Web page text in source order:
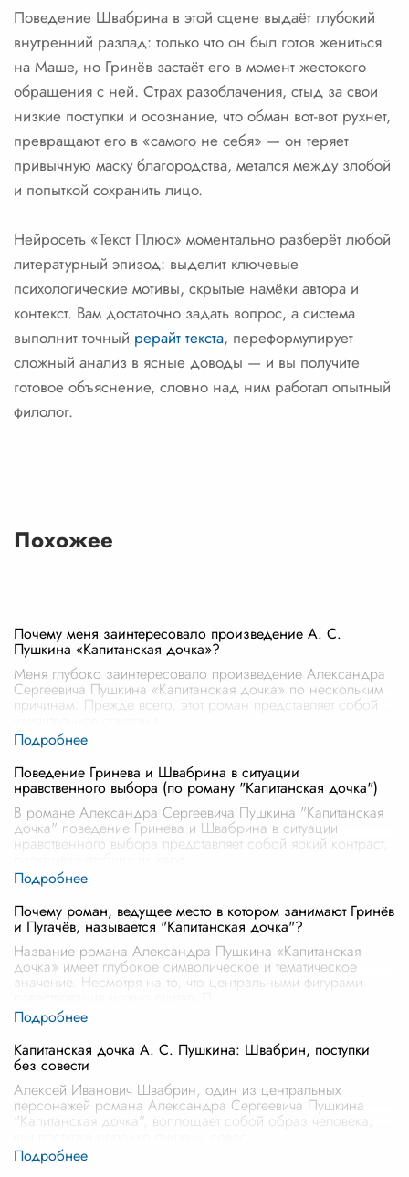
Поведение Швабрина в этой сцене выдаёт глубокий
внутренний разлад: только что он был готов жениться
на Маше, но Гринёв застаёт его в момент жестокого
обращения с ней. Страх разоблачения, стыд за свои
низкие поступки и осознание, что обман вот-вот рухнет,
превращают его в «самого не себя» — он теряет
привычную маску благородства, метался между злобой
и попыткой сохранить лицо.
Нейросеть «Текст Плюс» моментально разберёт любой
литературный эпизод: выделит ключевые
психологические мотивы, скрытые намёки автора и
контекст. Вам достаточно задать вопрос, а система
выполнит точный рерайт текста, переформулирует
сложный анализ в ясные доводы — и вы получите
готовое объяснение, словно над ним работал опытный
филолог.
Похожее
Почему меня заинтересовало произведение А. С.
Пушкина «Капитанская дочка»?
Меня глубоко заинтересовало произведение Александра
Сергеевича Пушкина «Капитанская дочка» по нескольким
причинам. Прежде всего, этот роман представляет собой
Поведение Гринева и Швабрина в ситуации
нравственного выбора (по роману "Капитанская дочка")
В романе Александра Сергеевича Пушкина "Капитанская
дочка" поведение Гринева и Швабрина в ситуации
нравственного выбора представляет собой яркий контраст,
Почему роман, ведущее место в котором занимают Гринёв
и Пугачёв, называется "Капитанская дочка"?
Название романа Александра Пушкина «Капитанская
дочка» имеет глубокое символическое и тематическое
значение. Несмотря на то, что центральными фигурами
Капитанская дочка А. С. Пушкина: Швабрин, поступки
без совести
Алексей Иванович Швабрин, один из центральных
персонажей романа Александра Сергеевича Пушкина
"Капитанская дочка", воплощает собой образ человека,